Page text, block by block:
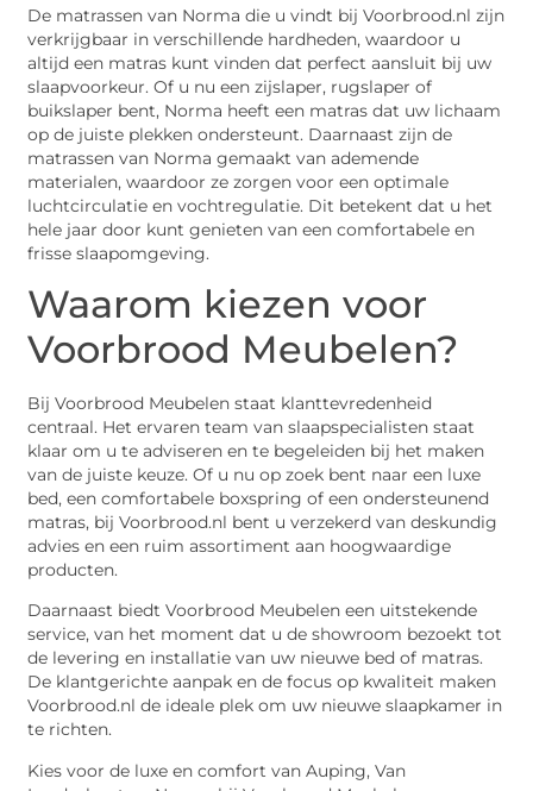
De matrassen van Norma die u vindt bij Voorbrood.nl zijn
verkrijgbaar in verschillende hardheden, waardoor u
altijd een matras kunt vinden dat perfect aansluit bij uw
slaapvoorkeur. Of u nu een zijslaper, rugslaper of
buikslaper bent, Norma heeft een matras dat uw lichaam
op de juiste plekken ondersteunt. Daarnaast zijn de
matrassen van Norma gemaakt van ademende
materialen, waardoor ze zorgen voor een optimale
luchtcirculatie en vochtregulatie. Dit betekent dat u het
hele jaar door kunt genieten van een comfortabele en
frisse slaapomgeving.
Waarom kiezen voor
Voorbrood Meubelen?
Bij Voorbrood Meubelen staat klanttevredenheid
centraal. Het ervaren team van slaapspecialisten staat
klaar om u te adviseren en te begeleiden bij het maken
van de juiste keuze. Of u nu op zoek bent naar een luxe
bed, een comfortabele boxspring of een ondersteunend
matras, bij Voorbrood.nl bent u verzekerd van deskundig
advies en een ruim assortiment aan hoogwaardige
producten.
Daarnaast biedt Voorbrood Meubelen een uitstekende
service, van het moment dat u de showroom bezoekt tot
de levering en installatie van uw nieuwe bed of matras.
De klantgerichte aanpak en de focus op kwaliteit maken
Voorbrood.nl de ideale plek om uw nieuwe slaapkamer in
te richten.
Kies voor de luxe en comfort van Auping, Van